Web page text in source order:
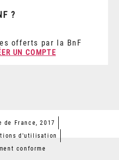
?
offerts par la BnF
UN COMPTE
France, 2017
d'utilisation
conforme